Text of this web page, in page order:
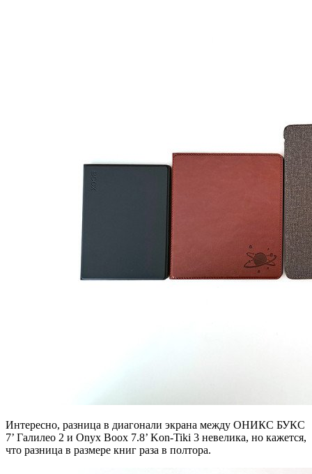
Интересно, разница в диагонали экрана между ОНИКС БУКС
7’ Галилео 2 и Onyx Boox 7.8’ Kon-Tiki 3 невелика, но кажется,
что разница в размере книг раза в полтора.